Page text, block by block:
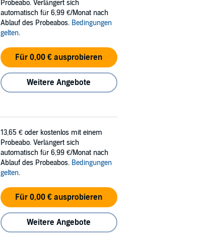
Probeabo. Verlängert sich
automatisch für 6,99 €/Monat nach
Ablauf des Probeabos. Bedingungen
gelten.
Für 0,00 € ausprobieren
Weitere Angebote
13,65 € oder kostenlos mit einem
Probeabo. Verlängert sich
automatisch für 6,99 €/Monat nach
Ablauf des Probeabos. Bedingungen
gelten.
Für 0,00 € ausprobieren
Weitere Angebote